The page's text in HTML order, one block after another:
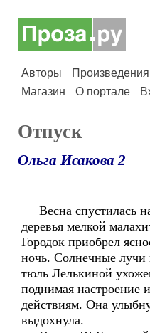
Авторы Произведения
Магазин
О портале
Отпуск
Ольга Исакова 2
Весна спустилась
деревья мелкой
Городок приобрел
ночь. Солнечные лучи
тюль Лелькиной
поднимая настроение
действиям. Она
выдохнула.